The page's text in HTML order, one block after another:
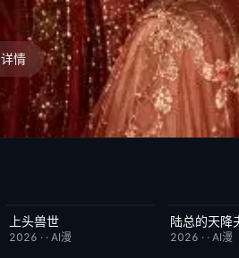
详情
完结
上头兽世
2026 · ·AI漫
完结
陆总的天降
2026 · · AI漫